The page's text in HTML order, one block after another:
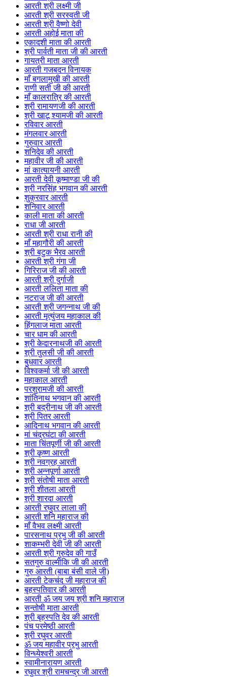
आरती श्री लक्ष्मी जी
आरती श्री सरस्वती जी
आरती श्री वैष्णो देवी
आरती अहोई माता की
एकादशी माता की आरती
श्री पार्वती माता जी की आरती
गायत्री माता आरती
आरती गजबदन विनायक
माँ बगलामुखी की आरती
राणी सती जी की आरती
माँ कालरात्रि की आरती
श्री रामायणजी की आरती
श्री खाटू श्यामजी की आरती
रविवार आरती
मंगलवार आरती
गुरुवार आरती
शनिदेव की आरती
महावीर जी की आरती
मां कात्यायनी आरती
आरती देवी कूष्माण्डा जी की
श्री नरसिंह भगवान की आरती
शुक्रवार आरती
शनिवार आरती
काली माता की आरती
राधा जी आरती
आरती श्री राधा रानी की
माँ महागौरी की आरती
श्री बटुक भैरव आरती
आरती श्री गंगा जी
गिरिराज जी की आरती
आरती श्री दुर्गाजी
आरती ललिता माता की
नटराज जी की आरती
आरती श्री जगन्नाथ जी की
आरती मृत्युंजय महाकाल की
हिंगलाज माता आरती
चार धाम की आरती
श्री केदारनाथजी की आरती
श्री तुलसी जी की आरती
बुधवार आरती
विश्वकर्मा जी की आरती
महाकाल आरती
परशुरामजी की आरती
शांतिनाथ भगवान की आरती
श्री बद्रीनाथ जी की आरती
श्री पितर आरती
आदिनाथ भगवान की आरती
मां चंद्रघंटा की आरती
माता चिंतपूर्णी जी की आरती
श्री कृष्ण आरती
श्री नवग्रह आरती
श्री अन्नपूर्णा आरती
श्री संतोषी माता आरती
श्री शीतला आरती
श्री शारदा आरती
आरती रघुवर लाला की
आरती शनि महाराज की
माँ वैभव लक्ष्मी आरती
पारसनाथ प्रभु जी की आरती
शाकम्भरी देवी जी की आरती
आरती श्री गुरुदेव की गाउँ
सतगुरु वाल्मीकि जी की आरती
गुरु आरती (बाबा बंसी वाले जी)
आरती टेकचंद जी महाराज की
बृहस्पतिवार की आरती
आरती ॐ जय जय श्री शनि महाराज
सन्तोषी माता आरती
श्री बृहस्पति देव की आरती
पंच परमेष्ठी आरती
श्री रघुवर आरती
ॐ जय महावीर प्रभु आरती
विन्ध्येश्वरी आरती
स्वामीनारायण आरती
रघुवर श्री रामचन्द्र जी आरती